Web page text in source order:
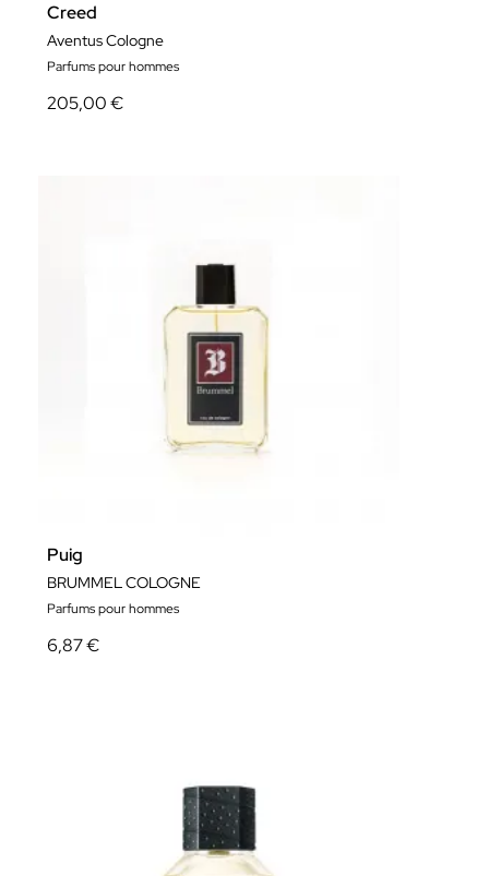
Creed
Aventus Cologne
Parfums pour hommes
205,00 €
Puig
BRUMMEL COLOGNE
Parfums pour hommes
6,87 €